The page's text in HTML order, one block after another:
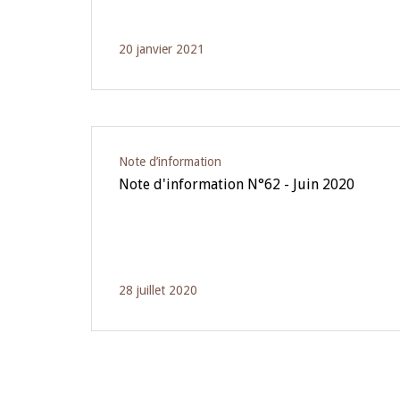
20 janvier 2021
Note d’information
Note d'information N°62 - Juin 2020
28 juillet 2020